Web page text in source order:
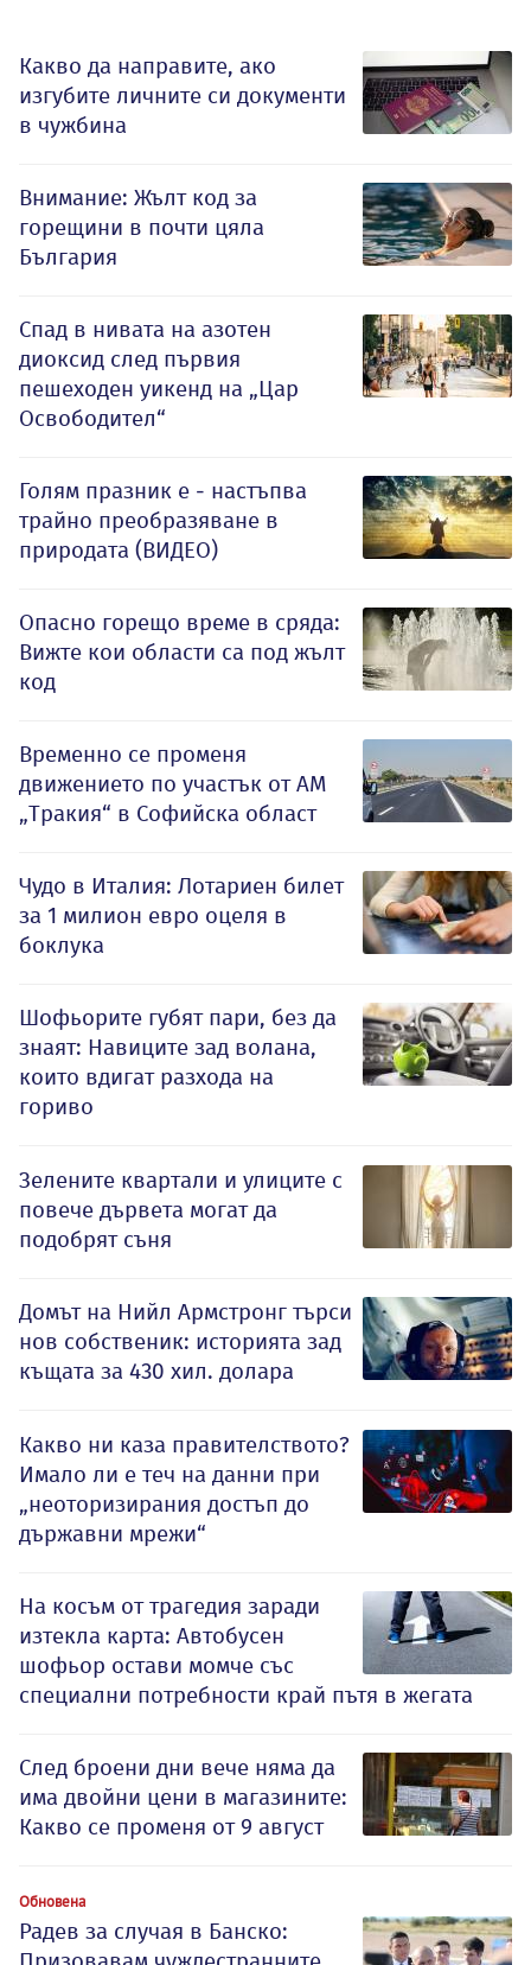
Какво да направите, ако
изгубите личните си документи
в чужбина
Внимание: Жълт код за
горещини в почти цяла
България
Спад в нивата на азотен
диоксид след първия
пешеходен уикенд на „Цар
Освободител“
Голям празник е - настъпва
трайно преобразяване в
природата (ВИДЕО)
Опасно горещо време в сряда:
Вижте кои области са под жълт
код
Временно се променя
движението по участък от АМ
„Тракия“ в Софийска област
Чудо в Италия: Лотариен билет
за 1 милион евро оцеля в
боклука
Шофьорите губят пари, без да
знаят: Навиците зад волана,
които вдигат разхода на
гориво
Зелените квартали и улиците с
повече дървета могат да
подобрят съня
Домът на Нийл Армстронг търси
нов собственик: историята зад
къщата за 430 хил. долара
Какво ни каза правителството?
Имало ли е теч на данни при
„неоторизирания достъп до
държавни мрежи“
На косъм от трагедия заради
изтекла карта: Автобусен
шофьор остави момче със
специални потребности край пътя в жегата
След броени дни вече няма да
има двойни цени в магазините:
Какво се променя от 9 август
Обновена
Радев за случая в Банско: